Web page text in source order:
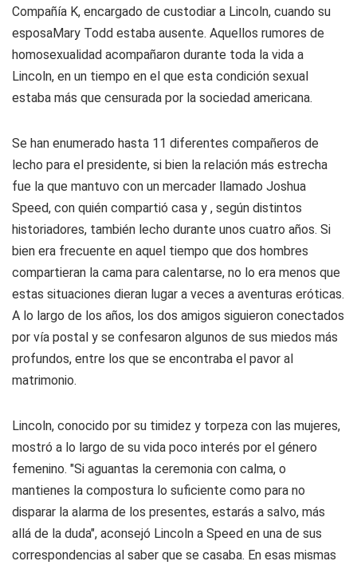
Compañía K, encargado de custodiar a Lincoln, cuando su
esposaMary Todd estaba ausente. Aquellos rumores de
homosexualidad acompañaron durante toda la vida a
Lincoln, en un tiempo en el que esta condición sexual
estaba más que censurada por la sociedad americana.
Se han enumerado hasta 11 diferentes compañeros de
lecho para el presidente, si bien la relación más estrecha
fue la que mantuvo con un mercader llamado Joshua
Speed, con quién compartió casa y , según distintos
historiadores, también lecho durante unos cuatro años. Si
bien era frecuente en aquel tiempo que dos hombres
compartieran la cama para calentarse, no lo era menos que
estas situaciones dieran lugar a veces a aventuras eróticas.
A lo largo de los años, los dos amigos siguieron conectados
por vía postal y se confesaron algunos de sus miedos más
profundos, entre los que se encontraba el pavor al
matrimonio.
Lincoln, conocido por su timidez y torpeza con las mujeres,
mostró a lo largo de su vida poco interés por el género
femenino. "Si aguantas la ceremonia con calma, o
mantienes la compostura lo suficiente como para no
disparar la alarma de los presentes, estarás a salvo, más
allá de la duda", aconsejó Lincoln a Speed en una de sus
correspondencias al saber que se casaba. En esas mismas